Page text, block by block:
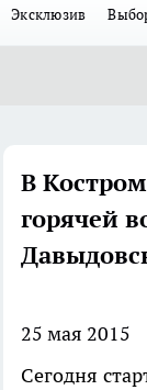
Эксклюзив
В
горячей
25 мая 2015
Сегодня